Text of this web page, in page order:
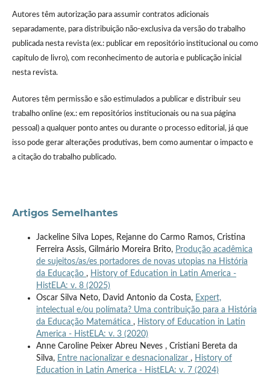
Autores têm autorização para assumir contratos adicionais
separadamente, para distribuição não-exclusiva da versão do trabalho
publicada nesta revista (ex.: publicar em repositório institucional ou como
capítulo de livro), com reconhecimento de autoria e publicação inicial
nesta revista.
Autores têm permissão e são estimulados a publicar e distribuir seu
trabalho online (ex.: em repositórios institucionais ou na sua página
pessoal) a qualquer ponto antes ou durante o processo editorial, já que
isso pode gerar alterações produtivas, bem como aumentar o impacto e
a citação do trabalho publicado.
Artigos Semelhantes
Jackeline Silva Lopes, Rejanne do Carmo Ramos, Cristina
Ferreira Assis, Gilmário Moreira Brito, Produção acadêmica
de sujeitos/as/es portadores de novas utopias na História
da Educação , History of Education in Latin America -
HistELA: v. 8 (2025)
Oscar Silva Neto, David Antonio da Costa, Expert,
intelectual e/ou polímata? Uma contribuição para a História
da Educação Matemática , History of Education in Latin
America - HistELA: v. 3 (2020)
Anne Caroline Peixer Abreu Neves , Cristiani Bereta da
Silva, Entre nacionalizar e desnacionalizar , History of
Education in Latin America - HistELA: v. 7 (2024)